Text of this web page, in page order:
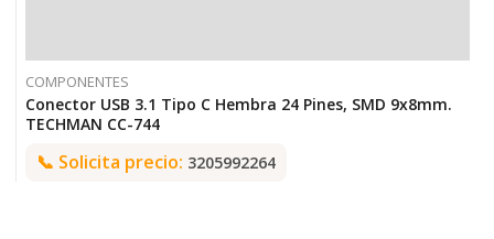
COMPONENTES
Conector USB 3.1 Tipo C Hembra 24 Pines, SMD 9x8mm.
TECHMAN CC-744
📞 Solicita precio: 3205992264